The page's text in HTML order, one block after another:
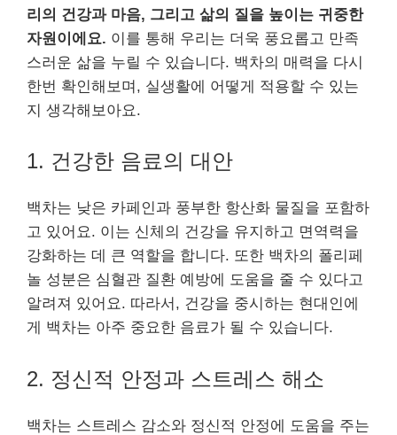
리의 건강과 마음, 그리고 삶의 질을 높이는 귀중한
자원이에요. 이를 통해 우리는 더욱 풍요롭고 만족
스러운 삶을 누릴 수 있습니다. 백차의 매력을 다시
한번 확인해보며, 실생활에 어떻게 적용할 수 있는
지 생각해보아요.
1. 건강한 음료의 대안
백차는 낮은 카페인과 풍부한 항산화 물질을 포함하
고 있어요. 이는 신체의 건강을 유지하고 면역력을
강화하는 데 큰 역할을 합니다. 또한 백차의 폴리페
놀 성분은 심혈관 질환 예방에 도움을 줄 수 있다고
알려져 있어요. 따라서, 건강을 중시하는 현대인에
게 백차는 아주 중요한 음료가 될 수 있습니다.
2. 정신적 안정과 스트레스 해소
백차는 스트레스 감소와 정신적 안정에 도움을 주는